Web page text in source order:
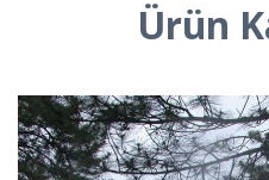
Ürün